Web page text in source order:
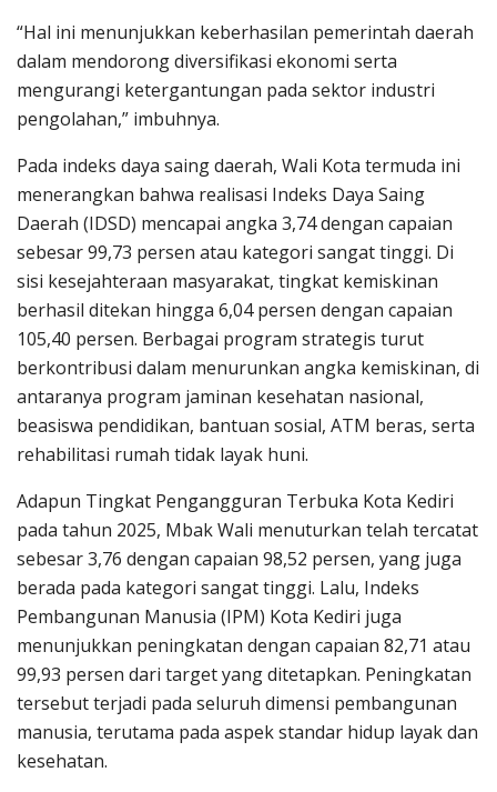
“Hal ini menunjukkan keberhasilan pemerintah daerah
dalam mendorong diversifikasi ekonomi serta
mengurangi ketergantungan pada sektor industri
pengolahan,” imbuhnya.
Pada indeks daya saing daerah, Wali Kota termuda ini
menerangkan bahwa realisasi Indeks Daya Saing
Daerah (IDSD) mencapai angka 3,74 dengan capaian
sebesar 99,73 persen atau kategori sangat tinggi. Di
sisi kesejahteraan masyarakat, tingkat kemiskinan
berhasil ditekan hingga 6,04 persen dengan capaian
105,40 persen. Berbagai program strategis turut
berkontribusi dalam menurunkan angka kemiskinan, di
antaranya program jaminan kesehatan nasional,
beasiswa pendidikan, bantuan sosial, ATM beras, serta
rehabilitasi rumah tidak layak huni.
Adapun Tingkat Pengangguran Terbuka Kota Kediri
pada tahun 2025, Mbak Wali menuturkan telah tercatat
sebesar 3,76 dengan capaian 98,52 persen, yang juga
berada pada kategori sangat tinggi. Lalu, Indeks
Pembangunan Manusia (IPM) Kota Kediri juga
menunjukkan peningkatan dengan capaian 82,71 atau
99,93 persen dari target yang ditetapkan. Peningkatan
tersebut terjadi pada seluruh dimensi pembangunan
manusia, terutama pada aspek standar hidup layak dan
kesehatan.